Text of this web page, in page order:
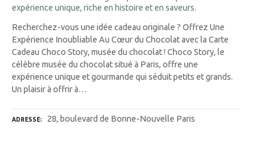
expérience unique, riche en histoire et en saveurs.
Recherchez-vous une idée cadeau originale ? Offrez Une
Expérience Inoubliable Au Cœur du Chocolat avec la Carte
Cadeau Choco Story, musée du chocolat ! Choco Story, le
célèbre musée du chocolat situé à Paris, offre une
expérience unique et gourmande qui séduit petits et grands.
Un plaisir à offrir à…
ADRESSE 28, boulevard de Bonne-Nouvelle Paris